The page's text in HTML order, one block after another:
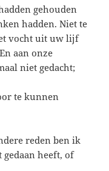
gehouden
hadden. Niet te
vocht uit uw lijf
aan onze
niet gedacht;
te kunnen
reden ben ik
heeft, of